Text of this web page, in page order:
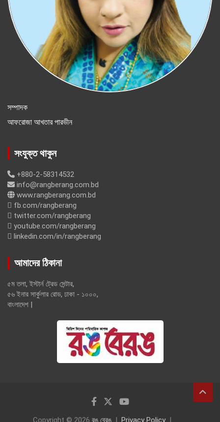
সম্পাদক
আফরোজা আখতার পারভীন
সংযুক্ত থাকুন
+880-2-58314532
info@rangberang.com.bd
www.rangberang.com.bd
fb.com/rangberang
twitter.com/rangberang
youtube.com/rangberang
linkedin.com/in/rangberang
আমাদের ঠিকানা
৫ম তলা, ইস্টার্ন ট্রেড সেন্টার,
৫৬ ইনার সার্কুলার রোড, ঢাকা - ১০০০,
বাংলাদেশ |